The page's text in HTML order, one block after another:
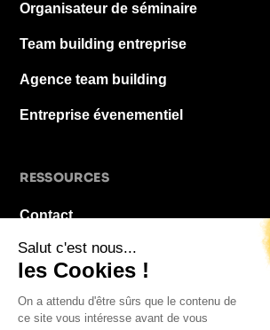
Organisateur de séminaire
Team building entreprise
Agence team building
Entreprise évenementiel
RESSOURCES
Contact
À propos
FAQ